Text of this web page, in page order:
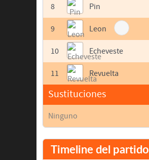
8 Pin
9 Leon
10 Echeveste
11 Revuelta
Sustituciones
Ninguno
Timeline del partido